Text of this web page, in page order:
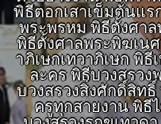
พิธีตอกเสาเข็มต้นแ
พระพรหม พิธีตั้งศา
พิธีตั้งศาลพระพิฆเน
าภิเษกเทวาภิเษก พิ
ละคร พิธีบวงสรว
บวงสรวงสิ่งศักดิ์สิท
ครูทุกสายงาน พิธี